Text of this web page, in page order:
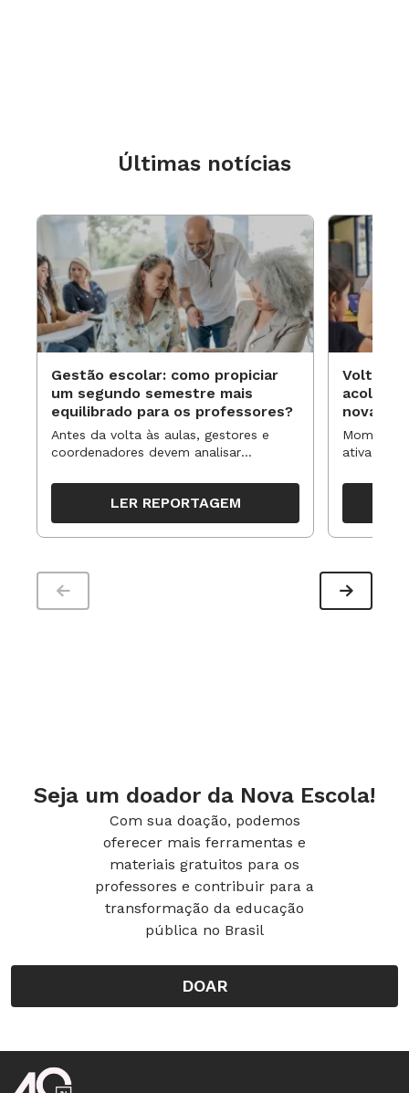
Coordenador pedagógico do Centro de Estudar
Últimas notícias
Gestão escolar: como propiciar
um segundo semestre mais
equilibrado para os professores?
Antes da volta às aulas, gestores e
coordenadores devem analisar
organizar ações para orientar o
trabalho pedagógico ao longo do
período
LER REPORTAGEM
Volta às
novas
ativa
propostas
Seja um doador da Nova Escola!
Com sua doação, podemos
oferecer mais ferramentas e
materiais gratuitos para os
professores e contribuir para a
transformação da educação
pública no Brasil
DOAR
Rodapé da Nova Escola